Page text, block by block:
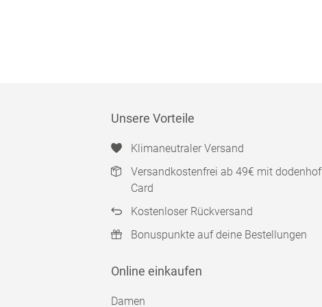
Unsere Vorteile
Klimaneutraler Versand
Versandkostenfrei ab 49€ mit dodenhof
Card
Kostenloser Rückversand
Bonuspunkte auf deine Bestellungen
Online einkaufen
Damen